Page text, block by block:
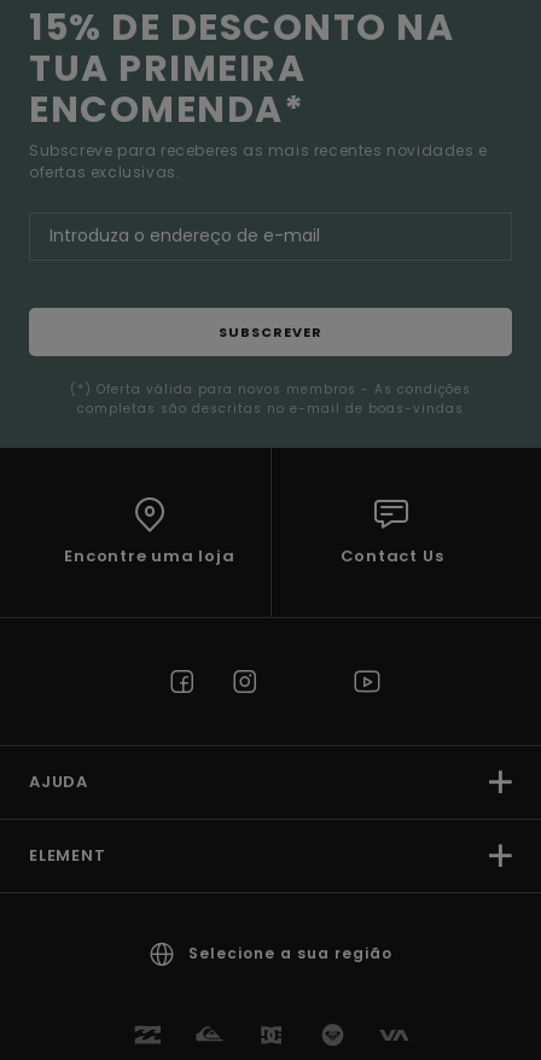
15% DE DESCONTO NA
TUA PRIMEIRA
ENCOMENDA*
Subscreve para receberes as mais recentes novidades e
ofertas exclusivas.
SUBSCREVER
(*) Oferta válida para novos membros - As condições
completas são descritas no e-mail de boas-vindas
Encontre uma loja Contact Us
AJUDA
ELEMENT
Selecione a sua região